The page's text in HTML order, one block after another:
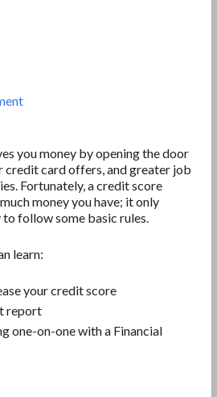
you money by opening the door
credit card offers, and greater job
Fortunately, a credit score
money you have; it only
follow some basic rules.
learn:
your credit score
report
one-on-one with a Financial